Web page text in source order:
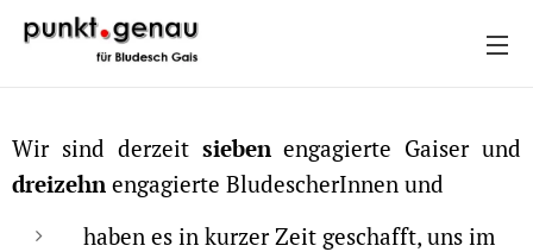
Wir sind derzeit siebenengagierte Gaiser und
dreizehn engagierte BludescherInnen und
haben es in kurzer Zeit geschafft, uns im